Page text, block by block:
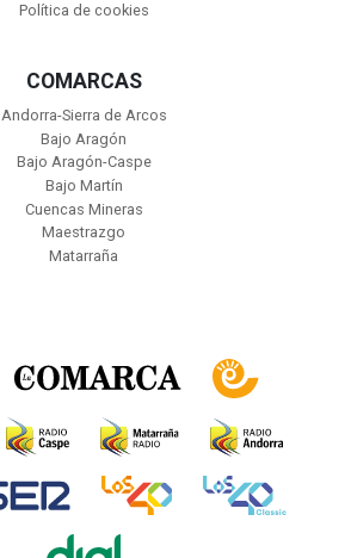
Política de cookies
COMARCAS
Andorra-Sierra de Arcos
Bajo Aragón
Bajo Aragón-Caspe
Bajo Martín
Cuencas Mineras
Maestrazgo
Matarraña